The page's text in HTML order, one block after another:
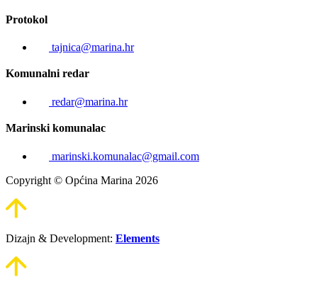
Protokol
tajnica@marina.hr
Komunalni redar
redar@marina.hr
Marinski komunalac
marinski.komunalac@gmail.com
Copyright © Općina Marina 2026
Dizajn & Development: Elements